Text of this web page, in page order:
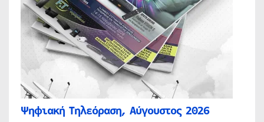
Ψηφιακή Τηλεόραση, Αύγουστος 2026